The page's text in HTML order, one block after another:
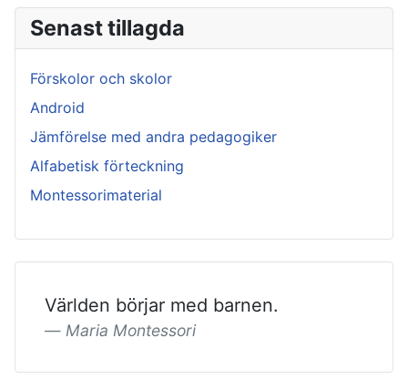
Senast tillagda
Förskolor och skolor
Android
Jämförelse med andra pedagogiker
Alfabetisk förteckning
Montessorimaterial
Världen börjar med barnen.
Maria Montessori